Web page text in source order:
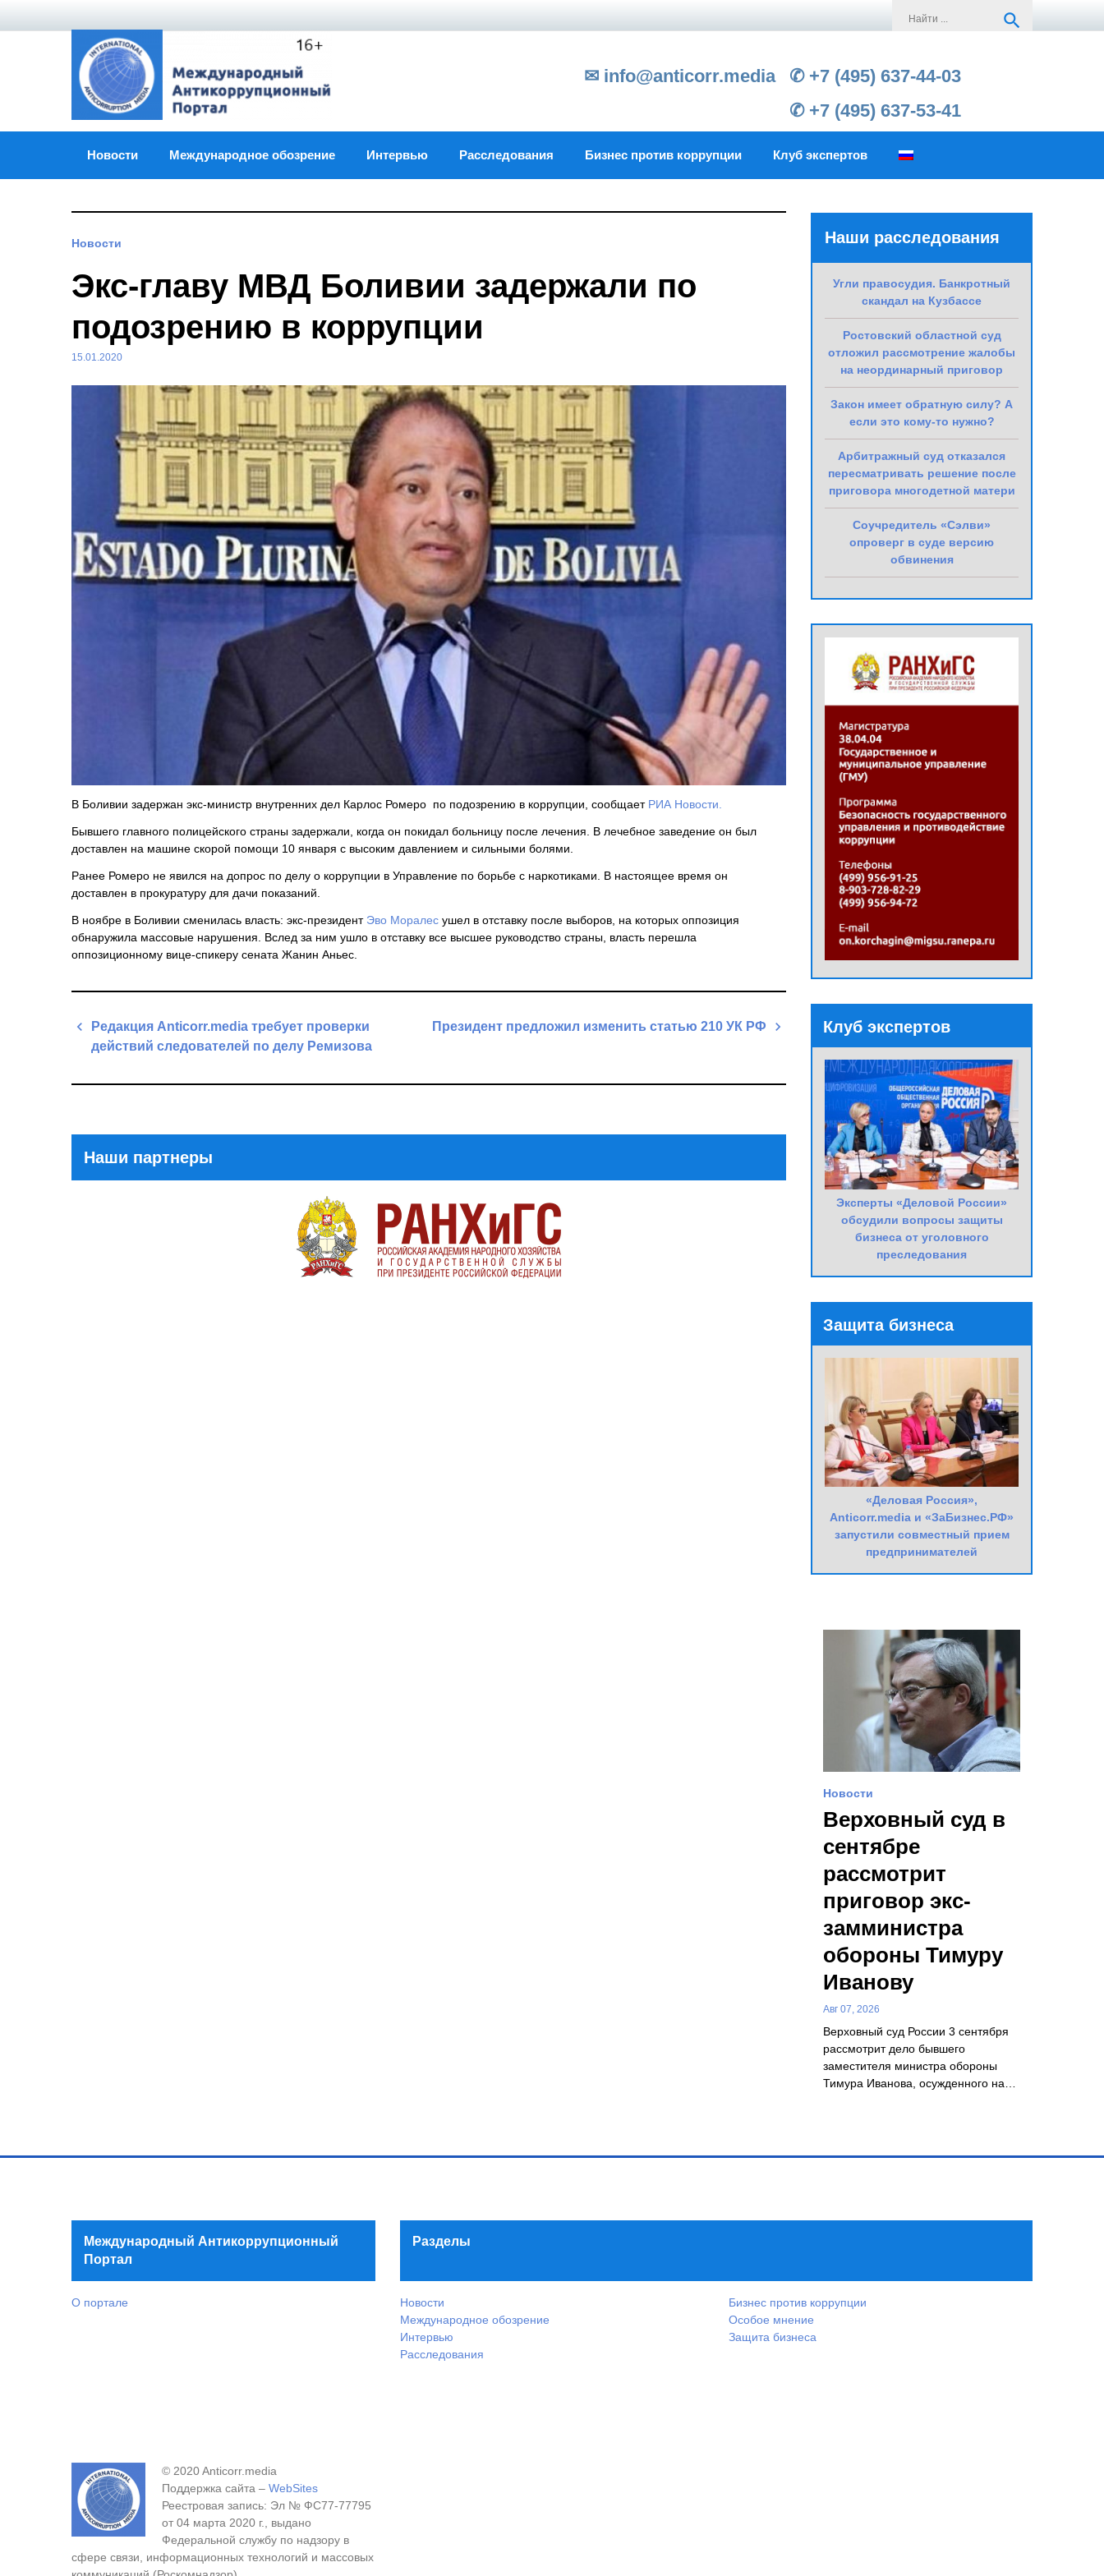
search
✉ info@anticorr.media
✆ +7 (495) 637-44-03
✆ +7 (495) 637-53-41
Новости Международное обозрение Интервью Расследования Бизнес против коррупции Клуб экспертов
Новости
Экс-главу МВД Боливии задержали по
подозрению в коррупции
15.01.2020
В Боливии задержан экс-министр внутренних дел Карлос Ромеро по подозрению в коррупции, сообщаетРИА Новости.
Бывшего главного полицейского страны задержали, когда он покидал больницу после лечения. В лечебное заведение он был
доставлен на машине скорой помощи 10 января с высоким давлением и сильными болями.
Ранее Ромеро не явился на допрос по делу о коррупции в Управление по борьбе с наркотиками. В настоящее время он
доставлен в прокуратуру для дачи показаний.
В ноябре в Боливии сменилась власть: экс-президент Эво Моралес ушел в отставку после выборов, на которых оппозиция
обнаружила массовые нарушения. Вслед за ним ушло в отставку все высшее руководство страны, власть перешла
оппозиционному вице-спикеру сената Жанин Аньес.
Навигация
по
Редакция Anticorr.media требует проверки
действий следователей по делу Ремизова
Президент предложил изменить статью 210 УК РФ
Наши партнеры
Наши расследования
Угли правосудия. Банкротный
скандал на Кузбассе
Ростовский областной суд
отложил рассмотрение жалобы
на неординарный приговор
Закон имеет обратную силу? А
если это кому-то нужно?
Арбитражный суд отказался
пересматривать решение после
приговора многодетной матери
Соучредитель «Сэлви»
опроверг в суде версию
обвинения
Клуб экспертов
Эксперты «Деловой России»
обсудили вопросы защиты
бизнеса от уголовного
преследования
Защита бизнеса
«Деловая Россия»,
Anticorr.media и «ЗаБизнес.РФ»
запустили совместный прием
предпринимателей
Новости
Верховный суд в
сентябре
рассмотрит
приговор экс-
замминистра
обороны Тимуру
Иванову
Авг 07, 2026
Верховный суд России 3 сентября
рассмотрит дело бывшего
заместителя министра обороны
Тимура Иванова, осужденного на…
Международный Антикоррупционный
Портал
О портале
Разделы
Новости
Международное обозрение
Интервью
Расследования
Бизнес против коррупции
Особое мнение
Защита бизнеса
© 2020 Anticorr.media
Поддержка сайта – WebSites
Реестровая запись: Эл № ФС77-77795
от 04 марта 2020 г., выдано
Федеральной службу по надзору в
сфере связи, информационных технологий и массовых